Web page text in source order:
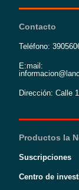
Contacto
Teléfono:
E:mail:
Dirección: Calle
Productos la
Suscripciones
Centro de